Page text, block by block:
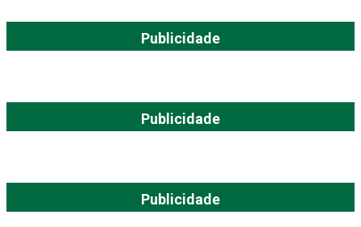
Publicidade
Publicidade
Publicidade